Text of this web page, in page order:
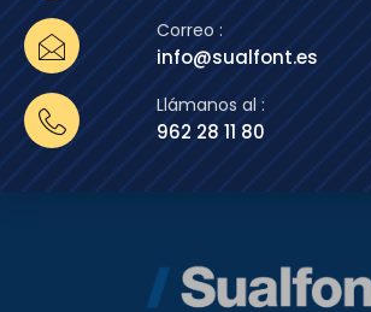
Correo :
info@sualfont.es
Llámanos al :
962 28 11 80